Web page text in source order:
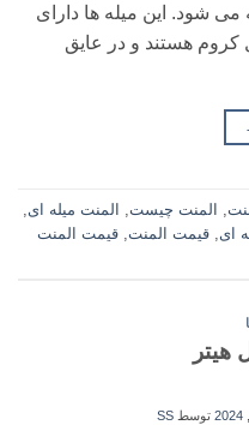
شود. این میله ها دارای
هستند و در عایق
المنت چیست المنت میله ای
ای قیمت المنت قیمت المنت
هیتر
توسطSS